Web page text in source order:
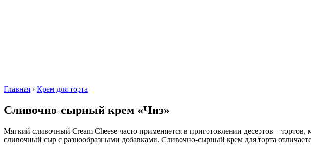
Главная › Крем для торта
Сливочно-сырный крем «Чиз»
Мягкий сливочный Cream Cheese часто применяется в приготовлении десертов –
сливочный сыр с разнообразными добавками. Сливочно-сырный крем для торта